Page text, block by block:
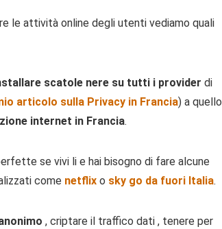
le attività online degli utenti vediamo quali
scatole nere su tutti i provider di
articolo sulla Privacy in Francia) a quello
internet in Francia.
se vivi li e hai bisogno di fare alcune
come netflix o sky go da fuori Italia.
, criptare il traffico dati , tenere per